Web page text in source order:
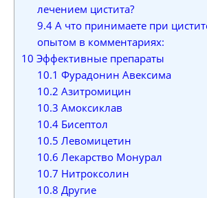
лечением цистита?
9.4А что принимаете при
опытом в комментариях:
10 Эффективные препараты
10.1 Фурадонин Авексима
10.2 Азитромицин
10.3 Амоксиклав
10.4Бисептол
10.5 Левомицетин
10.6 Лекарство Монурал
10.7 Нитроксолин
10.8 Другие